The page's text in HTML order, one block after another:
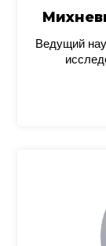
Ведущий